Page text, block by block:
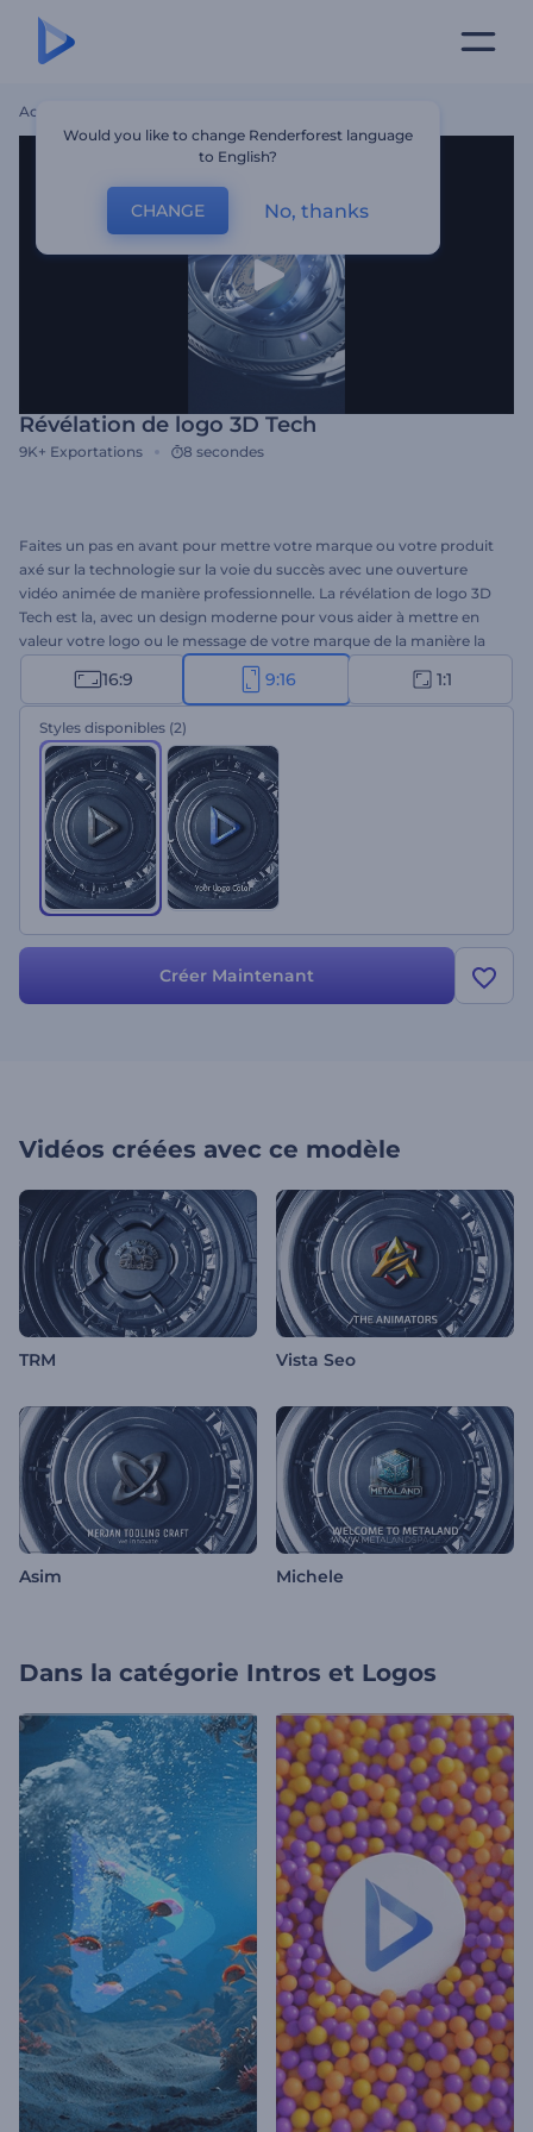
Accueil
Révélation de logo 3D Tech
9K+ Exportations 8 secondes
Faites un pas en avant pour mettre votre marque ou votre produit
axé sur la technologie sur la voie du succès avec une ouverture
vidéo animée de manière professionnelle. La révélation de logo 3D
Tech est la, avec un design moderne pour vous aider à mettre en
valeur votre logo ou le message de votre marque de la manière la
plus créative possible. Téléchargez votre logo, tapez le slogan de
votre entreprise et obtenez une animation de logo haute résolution
en quelques clics. Parfaitement adapté aux promotions
d'entreprises technologiques, aux présentations de marques ou de
produits, et à bien d'autres projets créatifs. Essayez-le maintenant !
16:9 9:16 1:1
Styles disponibles (2)
Créer Maintenant
Vidéos créées avec ce modèle
TRM Vista Seo
Asim Michele
Dans la catégorie Intros et Logos
Would you like to change Renderforest language
to English?
CHANGE No, thanks